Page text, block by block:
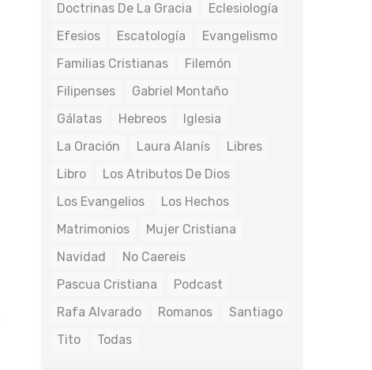
Doctrinas De La Gracia
Eclesiología
Efesios
Escatología
Evangelismo
Familias Cristianas
Filemón
Filipenses
Gabriel Montaño
Gálatas
Hebreos
Iglesia
La Oración
Laura Alanís
Libres
Libro
Los Atributos De Dios
Los Evangelios
Los Hechos
Matrimonios
Mujer Cristiana
Navidad
No Caereis
Pascua Cristiana
Podcast
Rafa Alvarado
Romanos
Santiago
Tito
Todas